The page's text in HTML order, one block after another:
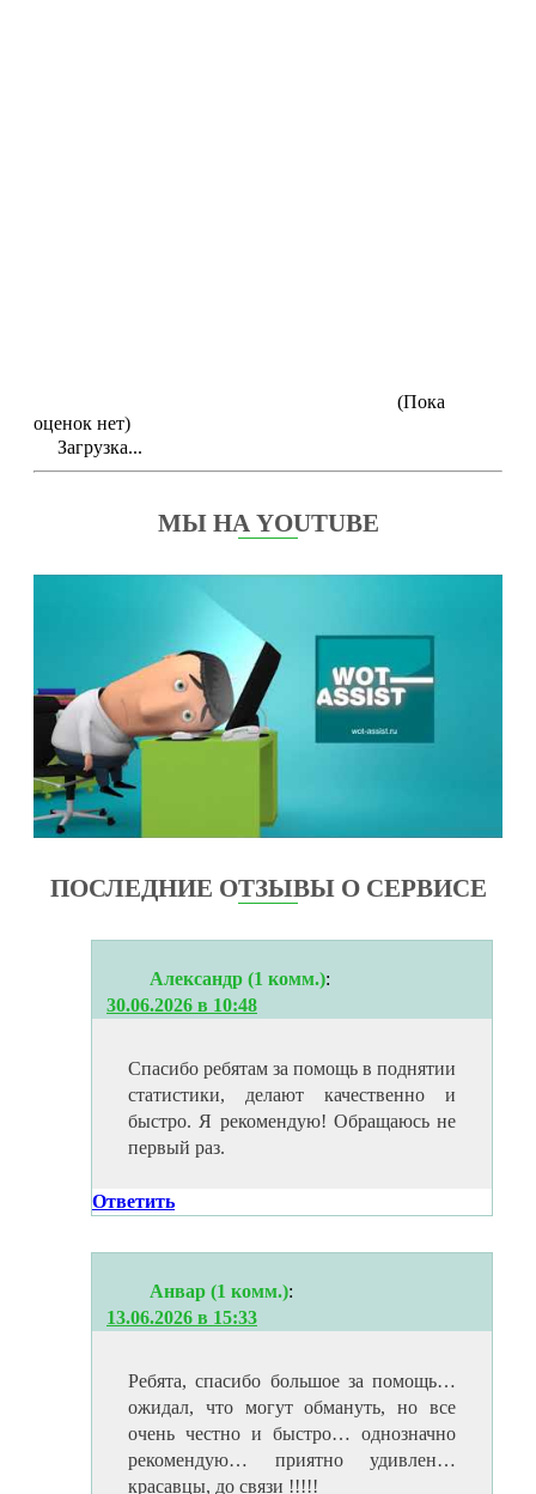
(Пока
оценок нет)
Загрузка...
МЫ НА YOUTUBE
ПОСЛЕДНИЕ ОТЗЫВЫ О СЕРВИСЕ
Александр (1 комм.):
30.06.2026 в 10:48
Спасибо ребятам за помощь в поднятии
статистики, делают качественно и
быстро. Я рекомендую! Обращаюсь не
первый раз.
Ответить
Анвар (1 комм.):
13.06.2026 в 15:33
Ребята, спасибо большое за помощь…
ожидал, что могут обмануть, но все
очень честно и быстро… однозначно
рекомендую… приятно удивлен…
красавцы, до связи !!!!!